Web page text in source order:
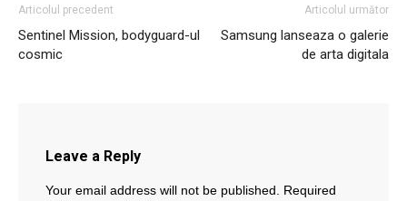
Articolul precedent
Sentinel Mission, bodyguard-ul
cosmic
Articolul următor
Samsung lanseaza o galerie
de arta digitala
Leave a Reply
Your email address will not be published.
Required